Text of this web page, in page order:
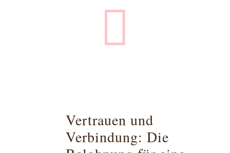

Vertrauen und
Verbindung: Die